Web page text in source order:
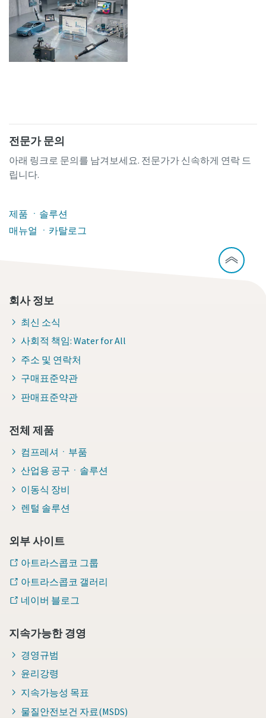
전문가 문의
아래 링크로 문의를 남겨보세요. 전문가가 신속하게 연락 드
립니다.
제품 ㆍ솔루션
매뉴얼 ㆍ카탈로그
회사 정보
최신 소식
사회적 책임: Water for All
주소 및 연락처
구매표준약관
판매표준약관
전체 제품
컴프레셔ㆍ부품
산업용 공구ㆍ솔루션
이동식 장비
렌털 솔루션
외부 사이트
아트라스콥코 그룹
아트라스콥코 갤러리
네이버 블로그
지속가능한 경영
경영규범
윤리강령
지속가능성 목표
물질안전보건 자료(MSDS)